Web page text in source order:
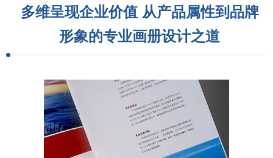
多维呈现企业价值 从产品属性到品牌
形象的专业画册设计之道